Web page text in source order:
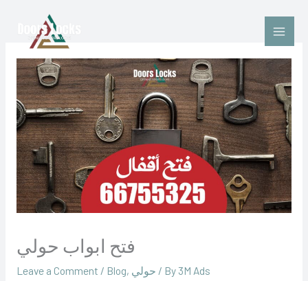
content
فتح ابواب حولي
Leave a Comment / Blog, حولي / By ‪3M Ads‬‏